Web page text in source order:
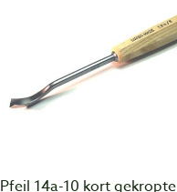
Pfeil 14a-10 kort